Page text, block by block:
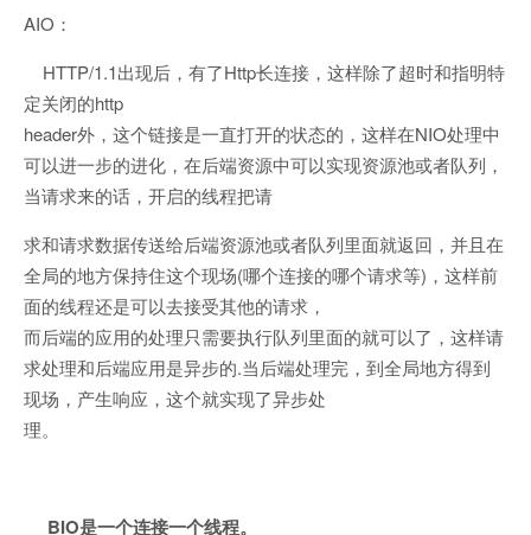
AIO：
HTTP/1.1出现后，有了Http长连接，这样除了超时和指明特
定关闭的http
header外，这个链接是一直打开的状态的，这样在NIO处理中
可以进一步的进化，在后端资源中可以实现资源池或者队列，
当请求来的话，开启的线程把请
求和请求数据传送给后端资源池或者队列里面就返回，并且在
全局的地方保持住这个现场(哪个连接的哪个请求等)，这样前
面的线程还是可以去接受其他的请求，
而后端的应用的处理只需要执行队列里面的就可以了，这样请
求处理和后端应用是异步的.当后端处理完，到全局地方得到
现场，产生响应，这个就实现了异步处
理。
BIO是一个连接一个线程。